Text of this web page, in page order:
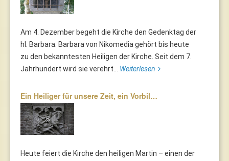
Am 4. Dezember begeht die Kirche den Gedenktag der
hl. Barbara. Barbara von Nikomedia gehört bis heute
zu den bekanntesten Heiligen der Kirche. Seit dem 7.
Jahrhundert wird sie verehrt... Weiterlesen
Ein Heiliger für unsere Zeit, ein Vorbil…
Heute feiert die Kirche den heiligen Martin – einen der